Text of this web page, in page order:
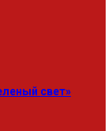
свет»